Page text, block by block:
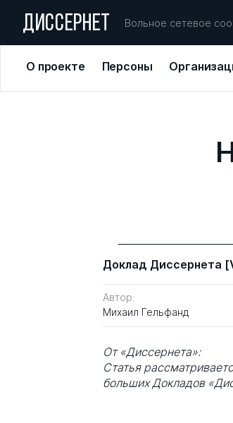
ДИССЕРНЕТ Вольное сетевое
О проекте Персоны
Доклад Диссернета
Автор:
Михаил Гельфанд
От «Диссернета»:
Статья
больших Докладов